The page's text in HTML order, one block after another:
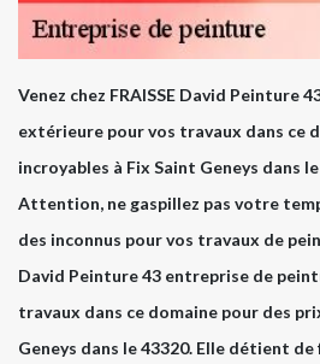
Venez chez FRAISSE David Peinture
extérieure pour vos travaux dans ce
incroyables à Fix Saint Geneys dans
Attention, ne gaspillez pas votre
des inconnus pour vos travaux de
David Peinture 43 entreprise de
travaux dans ce domaine pour des
Geneys dans le 43320. Elle détient